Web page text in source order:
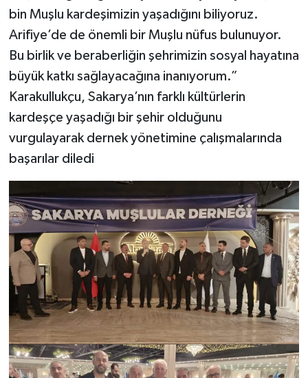
bin Muşlu kardeşimizin yaşadığını biliyoruz.
Arifiye’de de önemli bir Muşlu nüfus bulunuyor.
Bu birlik ve beraberliğin şehrimizin sosyal hayatına
büyük katkı sağlayacağına inanıyorum.”
Karakullukçu, Sakarya’nın farklı kültürlerin
kardeşçe yaşadığı bir şehir olduğunu
vurgulayarak dernek yönetimine çalışmalarında
başarılar diledi